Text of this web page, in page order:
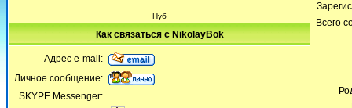
Нуб
Всего
Как связаться с NikolayBok
Адрес e-mail:
Личное сообщение:
SKYPE Messenger: